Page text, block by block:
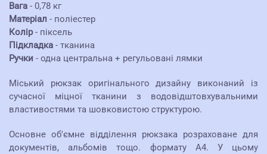
Вага - 0,78 кг
Матеріал - поліестер
Колір- піксель
Підкладка - тканина
Ручки - одна центральна + регульовані лямки
Міський рюкзак оригінального дизайну виконаний із
сучасної міцної тканини з водовідштовхувальними
властивостями та шовковистою структурою.
Основне об'ємне відділення рюкзака розраховане для
документів, альбомів тощо. формату А4. У цьому